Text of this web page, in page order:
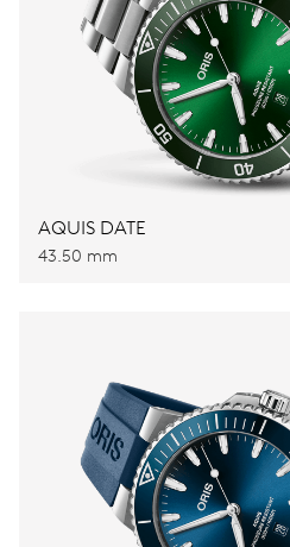
AQUIS DATE
43.50 mm